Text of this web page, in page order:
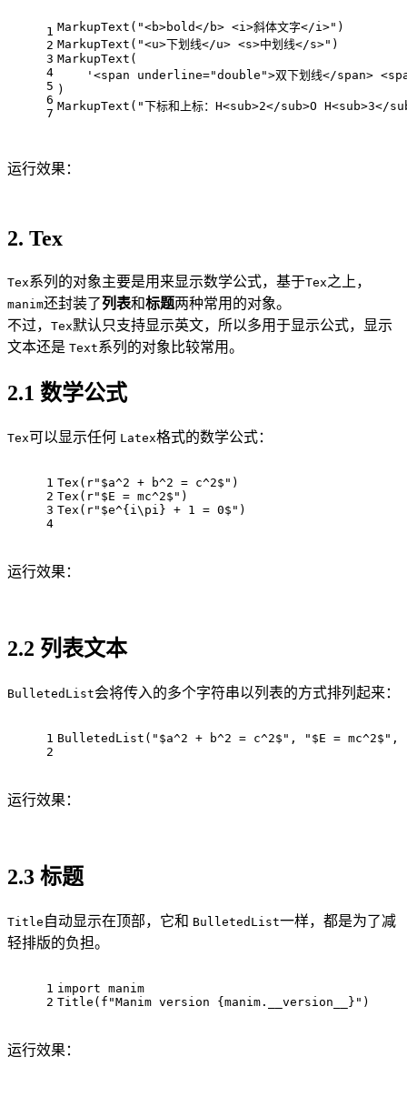
1
2
3
4
5
6
7
MarkupText("<b>bold</b> <i>斜体文字</i>")
MarkupText("<u>下划线</u> <s>中划线</s>")
MarkupText(
'<span underline="double">双下划线</span>
)
MarkupText("下标和上标：H<sub>2</sub>O H<sub>3</
运行效果：
2. Tex
Tex系列的对象主要是用来显示数学公式，基于Tex之上，
manim还封装了列表和标题两种常用的对象。
不过， Tex默认只支持显示英文，所以多用于显示公式，显示
文本还是 Text系列的对象比较常用。
2.1 数学公式
Tex可以显示任何 Latex格式的数学公式：
1
2
3
4
Tex(r"$a^2 + b^2 = c^2$")
Tex(r"$E = mc^2$")
Tex(r"$e^{i\pi} + 1 = 0$")
运行效果：
2.2 列表文本
BulletedList会将传入的多个字符串以列表的方式排列起来：
1
2
BulletedList("$a^2 + b^2 = c^2$", "$E =
运行效果：
2.3 标题
Title 自动显示在顶部，它和 BulletedList一样，都是为了减
轻排版的负担。
1
2
import manim
Title(f"Manim version {manim.__version__}")
运行效果：